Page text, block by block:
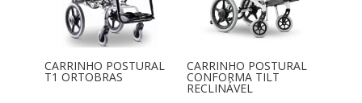
CARRINHO POSTURAL
T1 ORTOBRAS
CARRINHO POSTURAL
CONFORMA TILT
RECLINÁVEL